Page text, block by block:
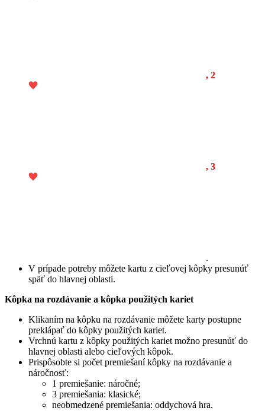
, 2
, 3
.
V prípade potreby môžete kartu z cieľovej kôpky presunúť
späť do hlavnej oblasti.
Kôpka na rozdávanie a kôpka použitých kariet
Klikaním na kôpku na rozdávanie môžete karty postupne
preklápať do kôpky použitých kariet.
Vrchnú kartu z kôpky použitých kariet možno presunúť do
hlavnej oblasti alebo cieľových kôpok.
Prispôsobte si počet premiešaní kôpky na rozdávanie a
náročnosť:
1 premiešanie: náročné;
3 premiešania: klasické;
neobmedzené premiešania: oddychová hra.